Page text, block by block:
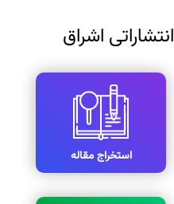
اشراق
استخراج مقاله